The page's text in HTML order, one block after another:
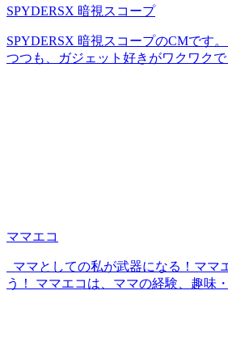
SPYDERSX 暗視スコープ
SPYDERSX 暗視スコープのCMです
つつも、ガジェット好きがワクワク
ママエコ
ママとしての私が武器になる！ママ
う！ ママエコは、ママの経験、趣味